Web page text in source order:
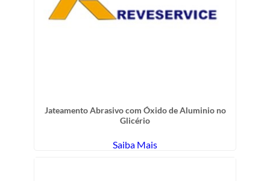
Jateamento Abrasivo com Óxido de Aluminio no
Glicério
Saiba Mais